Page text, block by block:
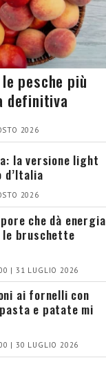
pesche più
definitiva
2026
la versione light
d’Italia
2026
che dà energia
le bruschette
| 31 LUGLIO 2026
ai fornelli con
e patate mi
| 30 LUGLIO 2026